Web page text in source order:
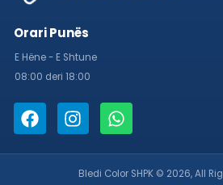
Orari Punës
E Hëne - E Shtune
08:00 deri 18:00
Bledi Color SHPK © 2026, All